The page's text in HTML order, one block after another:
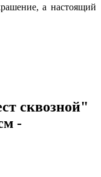
а настоящий
сквозной"
-